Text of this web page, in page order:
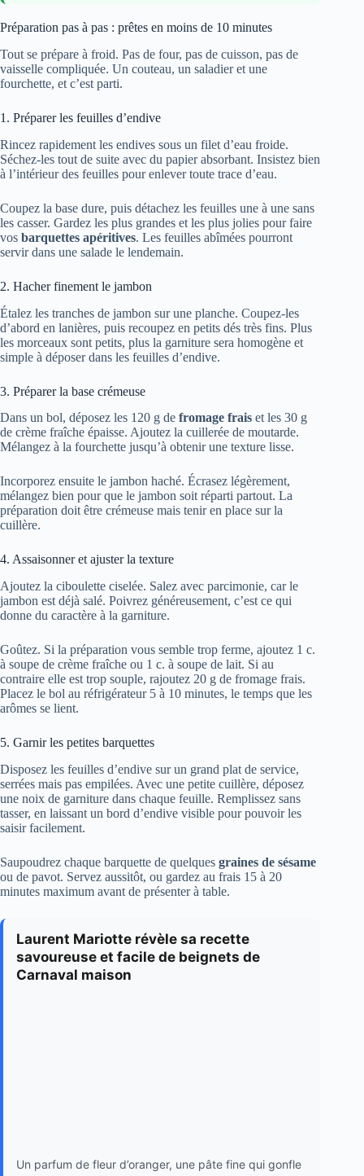
Préparation pas à pas : prêtes en moins de 10 minutes
Tout se prépare à froid. Pas de four, pas de cuisson, pas de
vaisselle compliquée. Un couteau, un saladier et une
fourchette, et c’est parti.
1. Préparer les feuilles d’endive
Rincez rapidement les endives sous un filet d’eau froide.
Séchez-les tout de suite avec du papier absorbant. Insistez bien
à l’intérieur des feuilles pour enlever toute trace d’eau.
Coupez la base dure, puis détachez les feuilles une à une sans
les casser. Gardez les plus grandes et les plus jolies pour faire
vos barquettes apéritives. Les feuilles abîmées pourront
servir dans une salade le lendemain.
2. Hacher finement le jambon
Étalez les tranches de jambon sur une planche. Coupez-les
d’abord en lanières, puis recoupez en petits dés très fins. Plus
les morceaux sont petits, plus la garniture sera homogène et
simple à déposer dans les feuilles d’endive.
3. Préparer la base crémeuse
Dans un bol, déposez les 120 g de fromage frais et les 30 g
de crème fraîche épaisse. Ajoutez la cuillerée de moutarde.
Mélangez à la fourchette jusqu’à obtenir une texture lisse.
Incorporez ensuite le jambon haché. Écrasez légèrement,
mélangez bien pour que le jambon soit réparti partout. La
préparation doit être crémeuse mais tenir en place sur la
cuillère.
4. Assaisonner et ajuster la texture
Ajoutez la ciboulette ciselée. Salez avec parcimonie, car le
jambon est déjà salé. Poivrez généreusement, c’est ce qui
donne du caractère à la garniture.
Goûtez. Si la préparation vous semble trop ferme, ajoutez 1 c.
à soupe de crème fraîche ou 1 c. à soupe de lait. Si au
contraire elle est trop souple, rajoutez 20 g de fromage frais.
Placez le bol au réfrigérateur 5 à 10 minutes, le temps que les
arômes se lient.
5. Garnir les petites barquettes
Disposez les feuilles d’endive sur un grand plat de service,
serrées mais pas empilées. Avec une petite cuillère, déposez
une noix de garniture dans chaque feuille. Remplissez sans
tasser, en laissant un bord d’endive visible pour pouvoir les
saisir facilement.
Saupoudrez chaque barquette de quelques graines de sésame
ou de pavot. Servez aussitôt, ou gardez au frais 15 à 20
minutes maximum avant de présenter à table.
Laurent Mariotte révèle sa recette
savoureuse et facile de beignets de
Carnaval maison
Un parfum de fleur d’oranger, une pâte fine qui gonfle